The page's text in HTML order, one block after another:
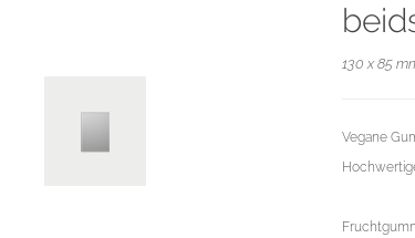
130 x 85
Vegane